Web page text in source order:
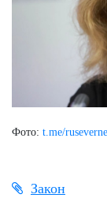
Фото: t.me/
Закон